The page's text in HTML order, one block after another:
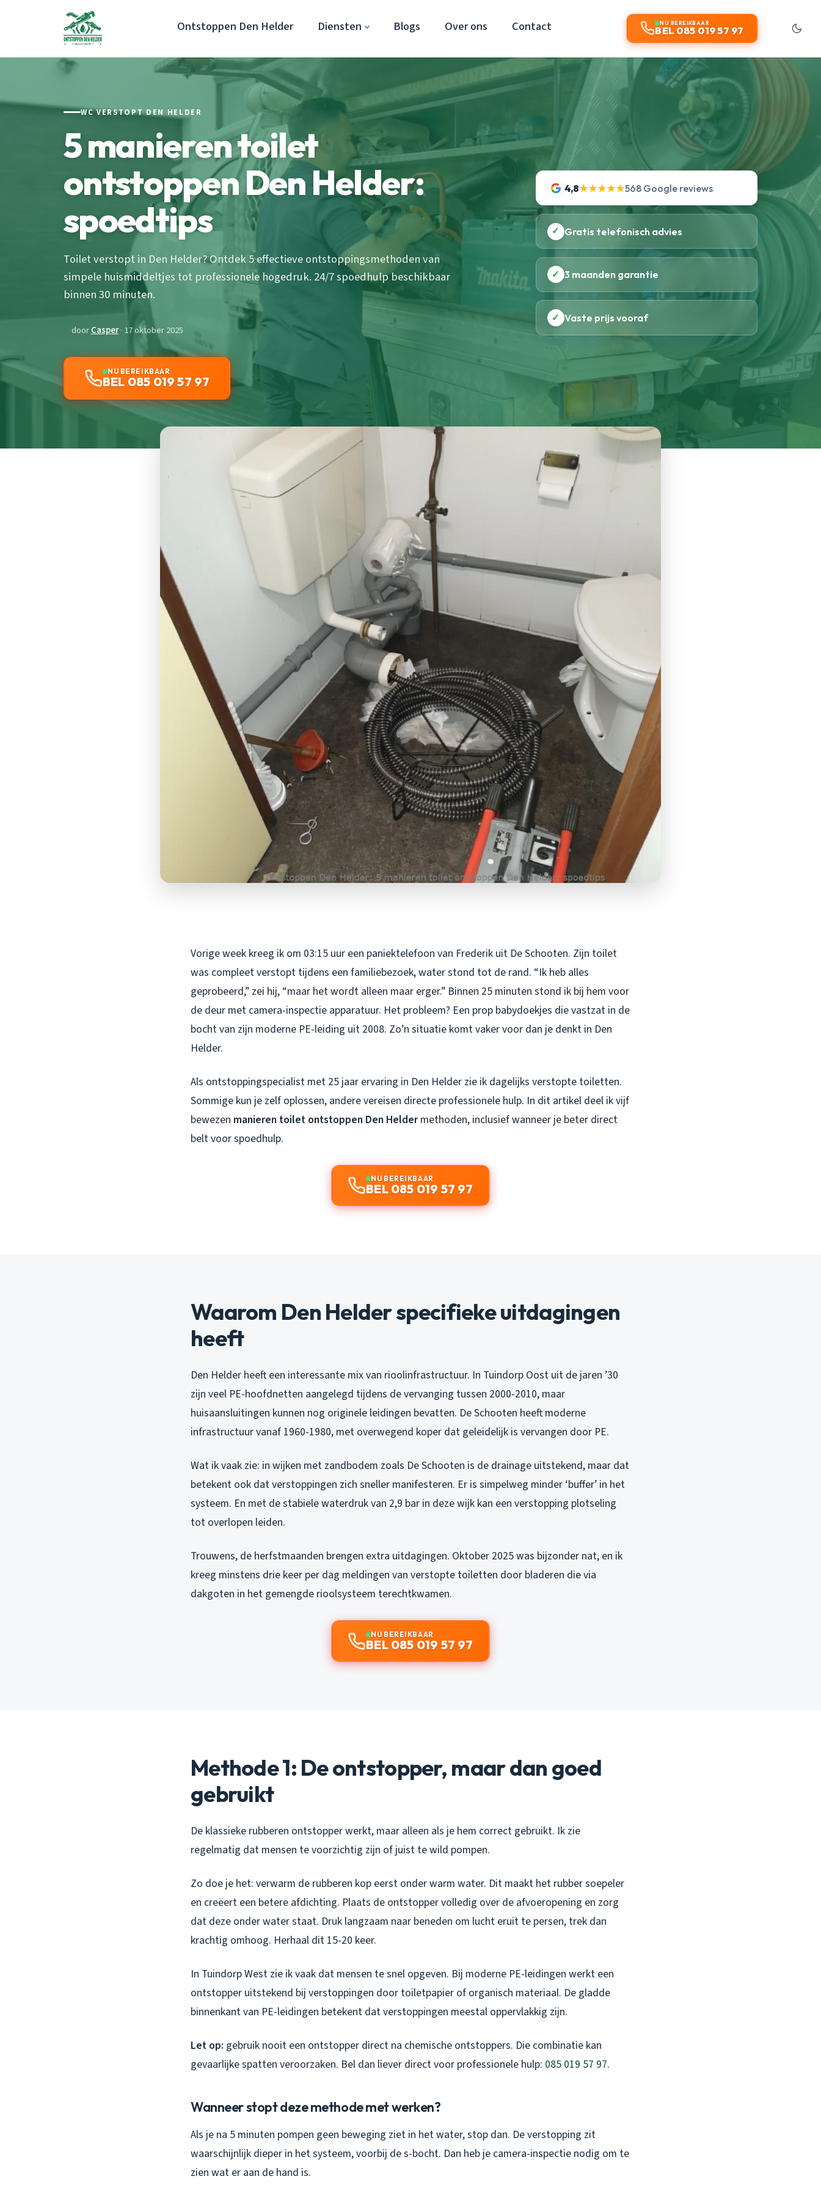
Ontstoppen Den Helder Diensten Blogs Over ons Contact NU BEREIKBAAR
BEL 085 019 57 97
WC VERSTOPT DEN HELDER
5 manieren toilet
ontstoppen Den Helder:
spoedtips
Toilet verstopt in Den Helder? Ontdek 5 effectieve ontstoppingsmethoden van
simpele huismiddeltjes tot professionele hogedruk. 24/7 spoedhulp beschikbaar
binnen 30 minuten.
doorCasper· 17 oktober 2025
NU BEREIKBAAR
BEL 085 019 57 97
4,8★★★★★568 Google reviews
✓ Gratis telefonisch advies
✓ 3 maanden garantie
✓ Vaste prijs vooraf
Vorige week kreeg ik om 03:15 uur een paniektelefoon van Frederik uit De Schooten. Zijn toilet
was compleet verstopt tijdens een familiebezoek, water stond tot de rand. “Ik heb alles
geprobeerd,” zei hij, “maar het wordt alleen maar erger.” Binnen 25 minuten stond ik bij hem voor
de deur met camera-inspectie apparatuur. Het probleem? Een prop babydoekjes die vastzat in de
bocht van zijn moderne PE-leiding uit 2008. Zo’n situatie komt vaker voor dan je denkt in Den
Helder.
Als ontstoppingspecialist met 25 jaar ervaring in Den Helder zie ik dagelijks verstopte toiletten.
Sommige kun je zelf oplossen, andere vereisen directe professionele hulp. In dit artikel deel ik vijf
bewezen manieren toilet ontstoppen Den Heldermethoden, inclusief wanneer je beter direct
belt voor spoedhulp.
NU BEREIKBAAR
BEL 085 019 57 97
Waarom Den Helder specifieke uitdagingen
heeft
Den Helder heeft een interessante mix van rioolinfrastructuur. In Tuindorp Oost uit de jaren ’30
zijn veel PE-hoofdnetten aangelegd tijdens de vervanging tussen 2000-2010, maar
huisaansluitingen kunnen nog originele leidingen bevatten. De Schooten heeft moderne
infrastructuur vanaf 1960-1980, met overwegend koper dat geleidelijk is vervangen door PE.
Wat ik vaak zie: in wijken met zandbodem zoals De Schooten is de drainage uitstekend, maar dat
betekent ook dat verstoppingen zich sneller manifesteren. Er is simpelweg minder ‘buffer’ in het
systeem. En met de stabiele waterdruk van 2,9 bar in deze wijk kan een verstopping plotseling
tot overlopen leiden.
Trouwens, de herfstmaanden brengen extra uitdagingen. Oktober 2025 was bijzonder nat, en ik
kreeg minstens drie keer per dag meldingen van verstopte toiletten door bladeren die via
dakgoten in het gemengde rioolsysteem terechtkwamen.
NU BEREIKBAAR
BEL 085 019 57 97
Methode 1: De ontstopper, maar dan goed
gebruikt
De klassieke rubberen ontstopper werkt, maar alleen als je hem correct gebruikt. Ik zie
regelmatig dat mensen te voorzichtig zijn of juist te wild pompen.
Zo doe je het: verwarm de rubberen kop eerst onder warm water. Dit maakt het rubber soepeler
en creëert een betere afdichting. Plaats de ontstopper volledig over de afvoeropening en zorg
dat deze onder water staat. Druk langzaam naar beneden om lucht eruit te persen, trek dan
krachtig omhoog. Herhaal dit 15-20 keer.
In Tuindorp West zie ik vaak dat mensen te snel opgeven. Bij moderne PE-leidingen werkt een
ontstopper uitstekend bij verstoppingen door toiletpapier of organisch materiaal. De gladde
binnenkant van PE-leidingen betekent dat verstoppingen meestal oppervlakkig zijn.
Let op: gebruik nooit een ontstopper direct na chemische ontstoppers. Die combinatie kan
gevaarlijke spatten veroorzaken. Bel dan liever direct voor professionele hulp: 085 019 57 97.
Wanneer stopt deze methode met werken?
Als je na 5 minuten pompen geen beweging ziet in het water, stop dan. De verstopping zit
waarschijnlijk dieper in het systeem, voorbij de s-bocht. Dan heb je camera-inspectie nodig om te
zien wat er aan de hand is.